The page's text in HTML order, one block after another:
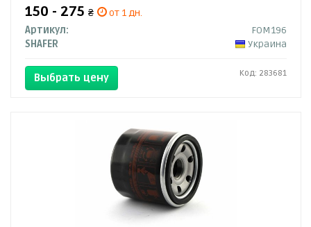
150 - 275 ₴
от 1 дн.
Артикул:
FOM196
SHAFER
Украина
Выбрать цену Код: 283681